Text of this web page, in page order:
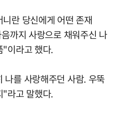
란 당신에게 어떤 존재
까지 사랑으로 채워주신 나
"이라고 했다.
를 사랑해주던 사람. 우뚝
"라고 말했다.